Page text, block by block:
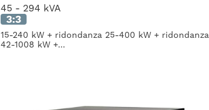
45 - 294 kVA
3:3
15-240 kW + ridondanza 25-400 kW + ridondanza
42-1008 kW +...